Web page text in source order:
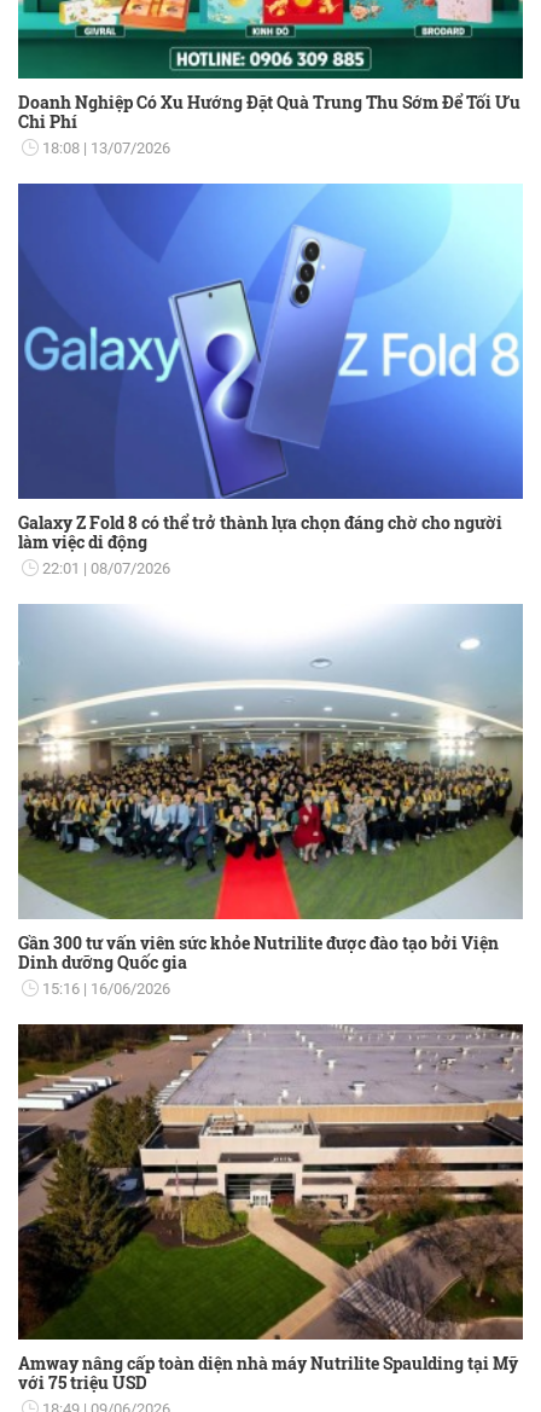
Doanh Nghiệp Có Xu Hướng Đặt Quà Trung Thu Sớm Để Tối Ưu
Chi Phí
18:08 13/07/2026
Galaxy Z Fold 8 có thể trở thành lựa chọn đáng chờ cho người
làm việc di động
22:01 08/07/2026
Gần 300 tư vấn viên sức khỏe Nutrilite được đào tạo bởi Viện
Dinh dưỡng Quốc gia
15:16 16/06/2026
Amway nâng cấp toàn diện nhà máy Nutrilite Spaulding tại Mỹ
với 75 triệu USD